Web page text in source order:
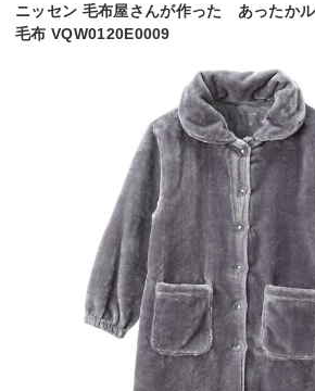
ニッセン 毛布屋さんが作った あったか
毛布 VQW0120E0009